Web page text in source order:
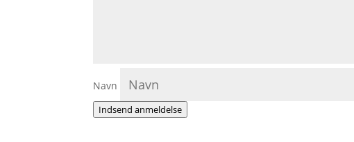
Navn
Indsend anmeldelse